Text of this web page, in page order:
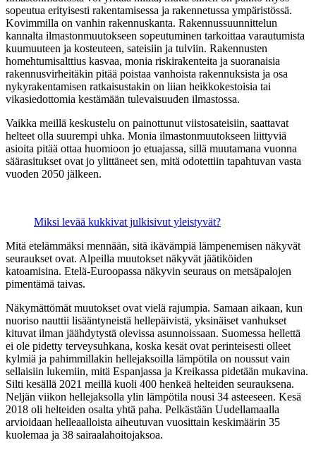
sopeutua erityisesti rakentamisessa ja rakennetussa ympäristössä.
Kovimmilla on vanhin rakennuskanta. Rakennussuunnittelun
kannalta ilmastonmuutokseen sopeutuminen tarkoittaa varautumista
kuumuuteen ja kosteuteen, sateisiin ja tulviin. Rakennusten
homehtumisalttius kasvaa, monia riskirakenteita ja suoranaisia
rakennusvirheitäkin pitää poistaa vanhoista rakennuksista ja osa
nykyrakentamisen ratkaisustakin on liian heikkokestoisia tai
vikasiedottomia kestämään tulevaisuuden ilmastossa.
Vaikka meillä keskustelu on painottunut viistosateisiin, saattavat
helteet olla suurempi uhka. Monia ilmastonmuutokseen liittyviä
asioita pitää ottaa huomioon jo etuajassa, sillä muutamana vuonna
säärasitukset ovat jo ylittäneet sen, mitä odotettiin tapahtuvan vasta
vuoden 2050 jälkeen.
Miksi levää kukkivat julkisivut yleistyvät?
Mitä etelämmäksi mennään, sitä ikävämpiä lämpenemisen näkyvät
seuraukset ovat. Alpeilla muutokset näkyvät jäätiköiden
katoamisina. Etelä-Euroopassa näkyvin seuraus on metsäpalojen
pimentämä taivas.
Näkymättömät muutokset ovat vielä rajumpia. Samaan aikaan, kun
nuoriso nauttii lisääntyneistä hellepäivistä, yksinäiset vanhukset
kituvat ilman jäähdytystä olevissa asunnoissaan. Suomessa hellettä
ei ole pidetty terveysuhkana, koska kesät ovat perinteisesti olleet
kylmiä ja pahimmillakin hellejaksoilla lämpötila on noussut vain
sellaisiin lukemiin, mitä Espanjassa ja Kreikassa pidetään mukavina.
Silti kesällä 2021 meillä kuoli 400 henkeä helteiden seurauksena.
Neljän viikon hellejaksolla ylin lämpötila nousi 34 asteeseen. Kesä
2018 oli helteiden osalta yhtä paha. Pelkästään Uudellamaalla
arvioidaan helleaalloista aiheutuvan vuosittain keskimäärin 35
kuolemaa ja 38 sairaalahoitojaksoa.